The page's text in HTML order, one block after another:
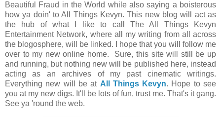
Beautiful Fraud in the World while also saying a boisterous
how ya doin' to All Things Kevyn. This new blog will act as
the hub of what I like to call The All Things Kevyn
Entertainment Network, where all my writing from all across
the blogosphere, will be linked. I hope that you will follow me
over to my new online home. Sure, this site will still be up
and running, but nothing new will be published here, instead
acting as an archives of my past cinematic writings.
Everything new will be at All Things Kevyn. Hope to see
you at my new digs. It'll be lots of fun, trust me. That's it gang.
See ya 'round the web.